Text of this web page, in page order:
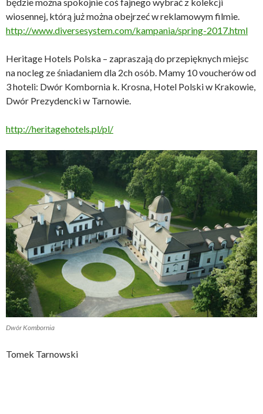
wiosennej, którą już można obejrzeć w reklamowym filmie.
http://www.diversesystem.com/kampania/spring-2017.html
Heritage Hotels Polska – zapraszają do przepięknych miejsc
na nocleg ze śniadaniem dla 2ch osób. Mamy 10 voucherów od
3 hoteli: Dwór Kombornia k. Krosna, Hotel Polski w Krakowie,
Dwór Prezydencki w Tarnowie.
http://heritagehotels.pl/pl/
Dwór Kombornia
Tomek Tarnowski